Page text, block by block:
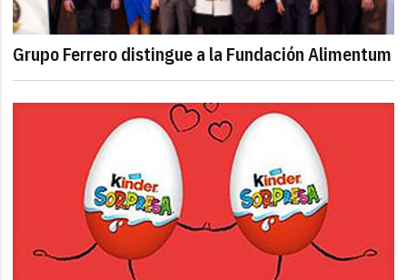
Grupo Ferrero distingue a la Fundación Alimentum